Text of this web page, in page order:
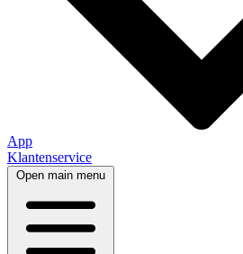
App
Klantenservice
Open main menu